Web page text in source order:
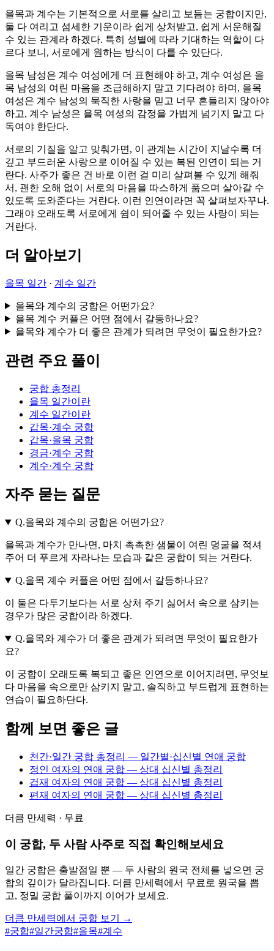
을목과 계수는 기본적으로 서로를 살리고 보듬는 궁합이지만,
둘 다 여리고 섬세한 기운이라 쉽게 상처받고, 쉽게 서운해질
수 있는 관계라 하겠다. 특히 성별에 따라 기대하는 역할이 다
르다 보니, 서로에게 원하는 방식이 다를 수 있단다.
을목 남성은 계수 여성에게 더 표현해야 하고, 계수 여성은 을
목 남성의 여린 마음을 조급해하지 말고 기다려야 하며, 을목
여성은 계수 남성의 묵직한 사랑을 믿고 너무 흔들리지 않아야
하고, 계수 남성은 을목 여성의 감정을 가볍게 넘기지 말고 다
독여야 한단다.
서로의 기질을 알고 맞춰가면, 이 관계는 시간이 지날수록 더
깊고 부드러운 사랑으로 이어질 수 있는 복된 인연이 되는 거
란다. 사주가 좋은 건 바로 이런 걸 미리 살펴볼 수 있게 해줘
서, 괜한 오해 없이 서로의 마음을 따스하게 품으며 살아갈 수
있도록 도와준다는 거란다. 이런 인연이라면 꼭 살펴보자꾸나.
그래야 오래도록 서로에게 쉼이 되어줄 수 있는 사랑이 되는
거란다.
더 알아보기
을목 일간 · 계수 일간
을목와 계수의 궁합은 어떤가요?
을목 계수 커플은 어떤 점에서 갈등하나요?
을목와 계수가 더 좋은 관계가 되려면 무엇이 필요한가요?
관련 주요 풀이
궁합 총정리
을목 일간이란
계수 일간이란
갑목·계수 궁합
갑목·을목 궁합
경금·계수 궁합
계수·계수 궁합
자주 묻는 질문
Q.을목와 계수의 궁합은 어떤가요?
을목과 계수가 만나면, 마치 촉촉한 샘물이 여린 덩굴을 적셔
주어 더 푸르게 자라나는 모습과 같은 궁합이 되는 거란다.
Q.을목 계수 커플은 어떤 점에서 갈등하나요?
이 둘은 다투기보다는 서로 상처 주기 싫어서 속으로 삼키는
경우가 많은 궁합이라 하겠다.
Q.을목와 계수가 더 좋은 관계가 되려면 무엇이 필요한가
요?
이 궁합이 오래도록 복되고 좋은 인연으로 이어지려면, 무엇보
다 마음을 속으로만 삼키지 말고, 솔직하고 부드럽게 표현하는
연습이 필요하단다.
함께 보면 좋은 글
천간·일간 궁합 총정리 — 일간별·십신별 연애 궁합
정인 여자의 연애 궁합 — 상대 십신별 총정리
겁재 여자의 연애 궁합 — 상대 십신별 총정리
편재 여자의 연애 궁합 — 상대 십신별 총정리
더큼 만세력 · 무료
이 궁합, 두 사람 사주로 직접 확인해보세요
일간 궁합은 출발점일 뿐 — 두 사람의 원국 전체를 넣으면 궁
합의 깊이가 달라집니다. 더큼 만세력에서 무료로 원국을 뽑
고, 정밀 궁합 풀이까지 이어가 보세요.
더큼 만세력에서 궁합 보기 →
#궁합#일간궁합#을목#계수